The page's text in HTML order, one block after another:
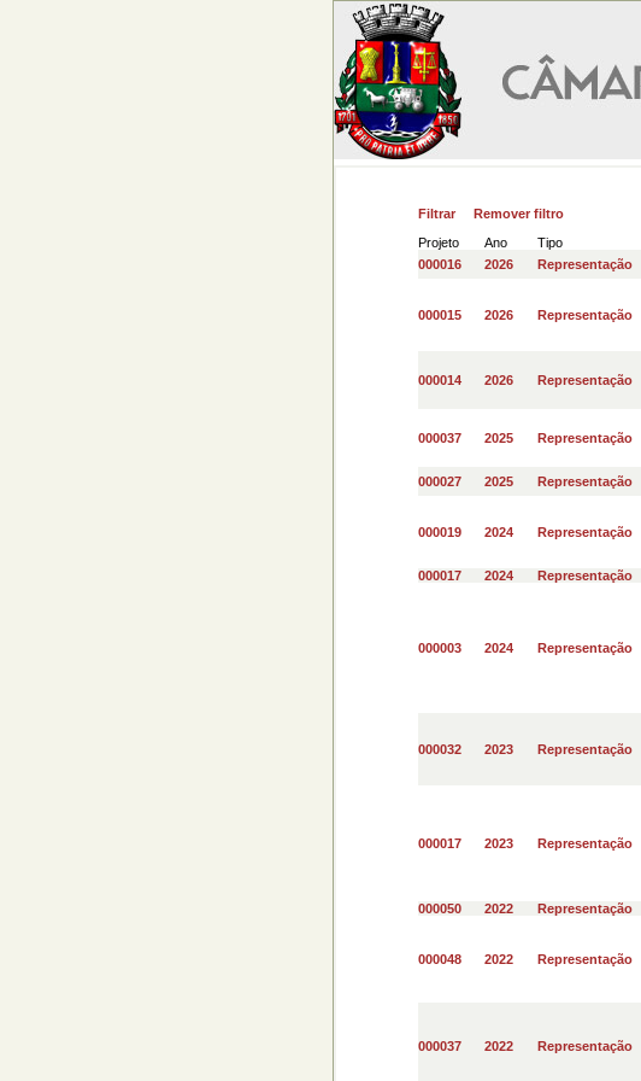
Filtrar
Remover filtro
Projeto
Ano Tipo
000016
2026 Representação
000015 2026 Representação
000014 2026 Representação
000037 2025 Representação
000027 2025 Representação
000019 2024 Representação
000017 2024 Representação
000003 2024 Representação
000032 2023 Representação
000017 2023 Representação
000050 2022 Representação
000048 2022 Representação
000037 2022 Representação